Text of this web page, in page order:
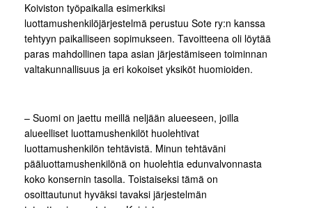
Koiviston työpaikalla esimerkiksi
luottamushenkilöjärjestelmä perustuu Sote ry:n kanssa
tehtyyn paikalliseen sopimukseen. Tavoitteena oli löytää
paras mahdollinen tapa asian järjestämiseen toiminnan
valtakunnallisuus ja eri kokoiset yksiköt huomioiden.
– Suomi on jaettu meillä neljään alueeseen, joilla
alueelliset luottamushenkilöt huolehtivat
luottamushenkilön tehtävistä. Minun tehtäväni
pääluottamushenkilönä on huolehtia edunvalvonnasta
koko konsernin tasolla. Toistaiseksi tämä on
osoittautunut hyväksi tavaksi järjestelmän